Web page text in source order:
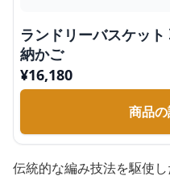
ランドリーバスケッ
納かご
¥16,180
商品
伝統的な編み技法を駆使